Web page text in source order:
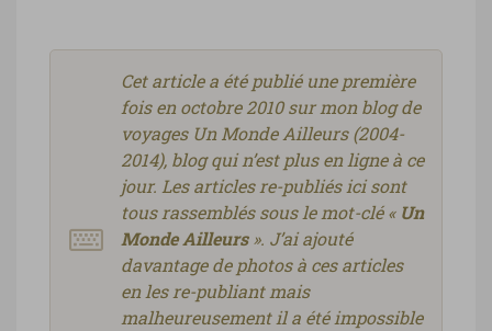
Cet article a été publié une première
fois en octobre 2010 sur mon blog de
voyages Un Monde Ailleurs (2004-
2014), blog qui n’est plus en ligne à ce
jour. Les articles re-publiés ici sont
tous rassemblés sous le mot-clé « Un
Monde Ailleurs». J’ai ajouté
davantage de photos à ces articles
en les re-publiant mais
malheureusement il a été impossible